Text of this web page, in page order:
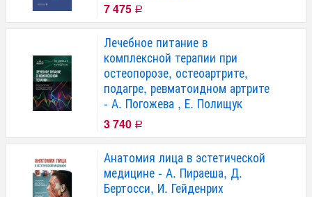
7 475 Р
Лечебное питание в
комплексной терапии при
остеопорозе, остеоартрите,
подагре, ревматоидном артрите
- А. Погожева , Е. Полищук
3 740 Р
Анатомия лица в эстетической
медицине - А. Пираеша, Д.
Бертосси, И. Гейденрих